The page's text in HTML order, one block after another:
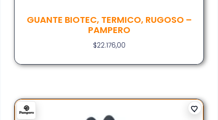
GUANTE BIOTEC, TERMICO, RUGOSO –
PAMPERO
$22.176,00